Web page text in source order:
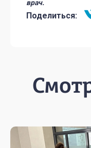
врач.
Поделиться: